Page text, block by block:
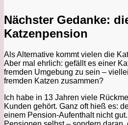
Nächster Gedanke:
Katzenpension
Als Alternative kommt vielen die
Aber mal ehrlich: gefällt es einer
fremden Umgebung zu sein –
fremden Katzen zusammen?
Ich habe in 13 Jahren viele
Kunden gehört. Ganz oft hieß es:
einem Pension-Aufenthalt nicht